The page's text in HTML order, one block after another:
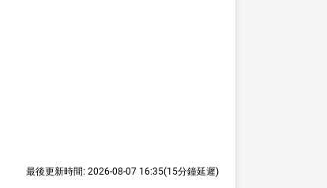
最後更新時間: 2026-08-07 16:35(15分鐘延遲)